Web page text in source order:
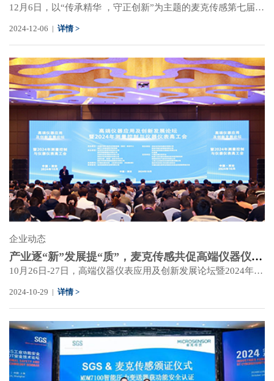
12月6日，以“传承精华 ，守正创新”为主题的麦克传感第七届技术大会在陕西西安成功举办，麦克传感两百余名技术研发人员共聚一堂，进行传感器技术相关测试、研发、制造、应用、管理等方面的技术交流，聚焦技术创新、产品创新和应用创新，致力为全球用户提供“可控，可靠，可信赖”的产品及解决方案。
2024-12-06 | 详情 >
企业动态
产业逐“新”发展提“质”，麦克传感共促高端仪器仪表产业高质量发展
10月26日-27日，高端仪器仪表应用及创新发展论坛暨2024年测量控制与仪器仪表高工会在西安举行。
2024-10-29 | 详情 >